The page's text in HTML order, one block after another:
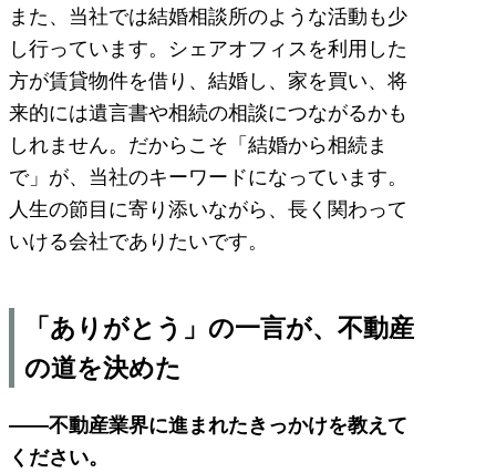
また、当社では結婚相談所のような活動も少
し行っています。シェアオフィスを利用した
方が賃貸物件を借り、結婚し、家を買い、将
来的には遺言書や相続の相談につながるかも
しれません。だからこそ「結婚から相続ま
で」が、当社のキーワードになっています。
人生の節目に寄り添いながら、長く関わって
いける会社でありたいです。
「ありがとう」の一言が、不動産
の道を決めた
――不動産業界に進まれたきっかけを教えて
ください。